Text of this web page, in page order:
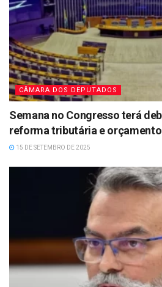
CÂMARA DOS DEPUTADOS
Semana no Congresso terá
reforma tributária e orçamento
15 DE SETEMBRO DE 2025